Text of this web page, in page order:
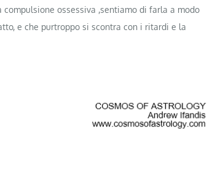
compulsione ossessiva ,sentiamo di farla a modo
e che purtroppo si scontra con i ritardi e la